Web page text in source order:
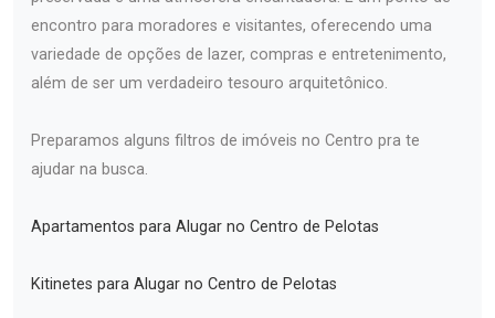
encontro para moradores e visitantes, oferecendo uma
variedade de opções de lazer, compras e entretenimento,
além de ser um verdadeiro tesouro arquitetônico.
Preparamos alguns filtros de imóveis no Centro pra te
ajudar na busca.
Apartamentos para Alugar no Centro de Pelotas
Kitinetes para Alugar no Centro de Pelotas